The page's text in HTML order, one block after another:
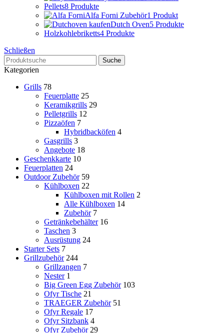
Pellets8 Produkte
Alfa Forni Zubehör1 Produkt
Dutch Oven5 Produkte
Holzkohlebriketts4 Produkte
Schließen
Suche
Kategorien
Grills 78
Feuerplatte 25
Keramikgrills 29
Pelletgrills 12
Pizzaöfen 7
Hybridbacköfen 4
Gasgrills 3
Angebote 18
Geschenkkarte 10
Feuerplatten 24
Outdoor Zubehör 59
Kühlboxen 22
Kühlboxen mit Rollen 2
Alle Kühlboxen 14
Zubehör 7
Getränkebehälter 16
Taschen 3
Ausrüstung 24
Starter Sets 7
Grillzubehör 244
Grillzangen 7
Nester 1
Big Green Egg Zubehör 103
Ofyr Tische 21
TRAEGER Zubehör 51
Ofyr Regale 17
Ofyr Sitzbank 4
Ofyr Zubehör 29